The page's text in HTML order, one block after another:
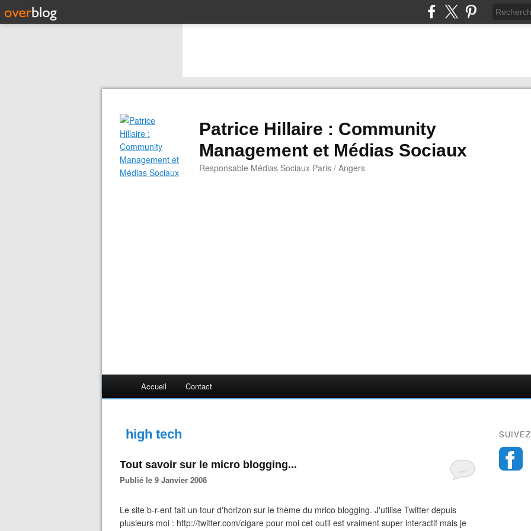
Patrice Hillaire : Community
Management et Médias Sociaux
Responsable Médias Sociaux Paris / Angers
Accueil Contact
high tech
…
Tout savoir sur le micro blogging...
Publié le 9 Janvier 2008
Le site b-r-ent fait un tour d'horizon sur le thème du mrico blogging. J'utilise Twitter depuis
plusieurs moi : http://twitter.com/cigare pour moi cet outil est vraiment super interactif mais je